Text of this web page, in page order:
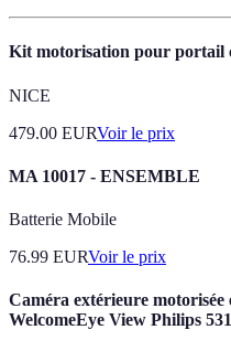
Kit motorisation pour portail
NICE
479.00 EURVoir le prix
MA 10017 - ENSEMBLE
Batterie Mobile
76.99 EURVoir le prix
Caméra extérieure
WelcomeEye View Philips